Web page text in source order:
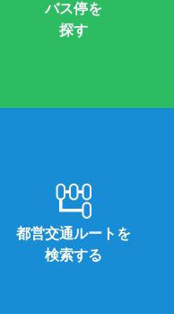
バス停を
探す
都営交通ルートを
検索する